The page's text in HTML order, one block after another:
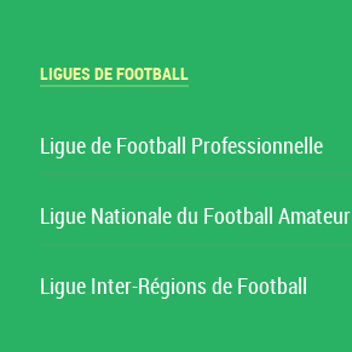
LIGUES DE FOOTBALL
Ligue de Football Professionnelle
Ligue Nationale du Football Amateur
Ligue Inter-Régions de Football